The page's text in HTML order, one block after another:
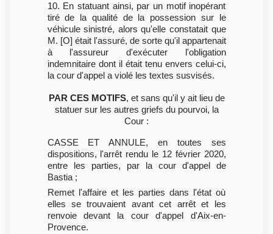
10. En statuant ainsi, par un motif inopérant
tiré de la qualité de la possession sur le
véhicule sinistré, alors qu'elle constatait que
M. [O] était l'assuré, de sorte qu'il appartenait
à l'assureur d'exécuter l'obligation
indemnitaire dont il était tenu envers celui-ci,
la cour d'appel a violé les textes susvisés.
PAR CES MOTIFS, et sans qu'il y ait lieu de
statuer sur les autres griefs du pourvoi, la
Cour :
CASSE ET ANNULE, en toutes ses
dispositions, l'arrêt rendu le 12 février 2020,
entre les parties, par la cour d'appel de
Bastia ;
Remet l'affaire et les parties dans l'état où
elles se trouvaient avant cet arrêt et les
renvoie devant la cour d'appel d'Aix-en-
Provence.